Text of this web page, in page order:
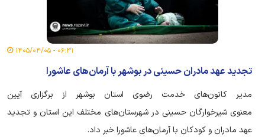
۰۶:۳۱ - ۱۴۰۵/۰۴/۰۵
تجدید عهد مادران حسینی در بوشهر با آرمان‌های عاشورا
مدیر کانون‌های خدمت رضوی استان بوشهر از برگزاری آیین
معنوی شیرخوارگان حسینی در شهرستان‌های مختلف این استان و تجدید
عهد مادران و کودکان با آرمان‌های عاشورا خبر داد.